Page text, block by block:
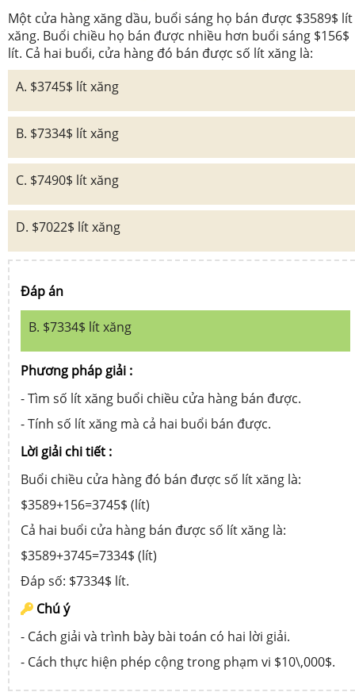
Một cửa hàng xăng dầu, buổi sáng họ bán được $3589$ lít
xăng. Buổi chiều họ bán được nhiều hơn buổi sáng $156$
lít. Cả hai buổi, cửa hàng đó bán được số lít xăng là:
A. $3745$ lít xăng
B. $7334$ lít xăng
C. $7490$ lít xăng
D. $7022$ lít xăng
Đáp án
B. $7334$ lít xăng
Phương pháp giải :
- Tìm số lít xăng buổi chiều cửa hàng bán được.
- Tính số lít xăng mà cả hai buổi bán được.
Lời giải chi tiết :
Buổi chiều cửa hàng đó bán được số lít xăng là:
$3589+156=3745$ (lít)
Cả hai buổi cửa hàng bán được số lít xăng là:
$3589+3745=7334$ (lít)
Đáp số: $7334$ lít.
Chú ý
- Cách giải và trình bày bài toán có hai lời giải.
- Cách thực hiện phép cộng trong phạm vi $10\,000$.